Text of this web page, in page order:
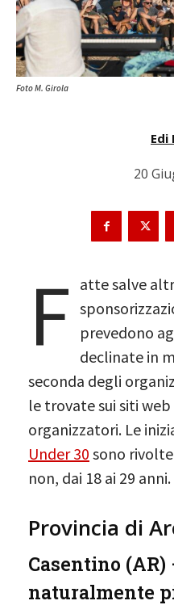
Foto M. Girola
Edi
20
F atte salve
prevedono
declinate in
seconda degli
le trovate sui siti
organizzatori. Le
Under 30 sono
non, dai 18 ai 29 anni.
Provincia di
Casentino
naturalmente